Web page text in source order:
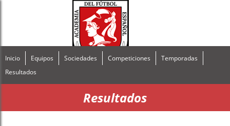
Inicio Equipos Sociedades Competiciones
Temporadas
Resultados
Resultados